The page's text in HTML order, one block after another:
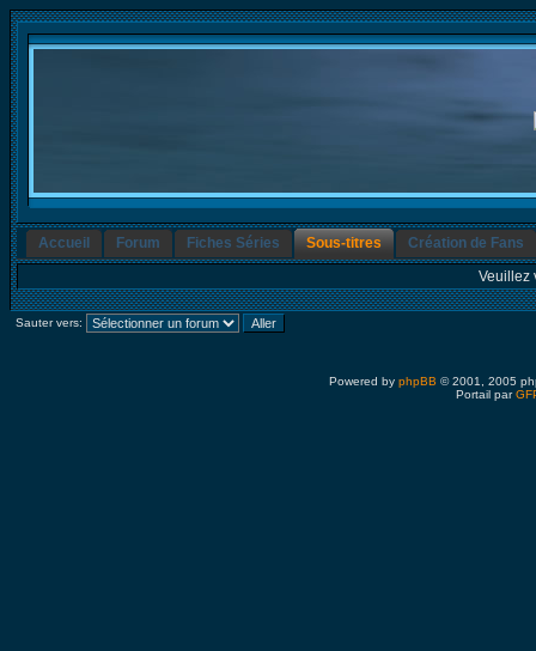
Accueil Forum Fiches Séries Sous-titres
Création de Fans
Veuillez
Sauter vers:
Powered by phpBB © 2001, 2005
Portail par